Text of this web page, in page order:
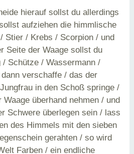
hierauf sollst du allerdings
aufziehen die himmlische
Stier / Krebs / Scorpion / und
Seite der Waage sollst du
/ Schütze / Wassermann /
verschaffe / das der
in den Schoß springe /
überhand nehmen / und
Schwere überlegen sein / lass
des Himmels mit den sieben
gerahten / so wird
Farben / ein endliche